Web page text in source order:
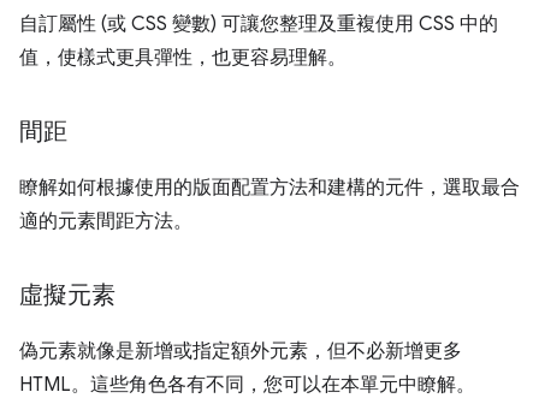
自訂屬性 (或 CSS 變數) 可讓您整理及重複使用 CSS 中的
值，使樣式更具彈性，也更容易理解。
間距
瞭解如何根據使用的版面配置方法和建構的元件，選取最合
適的元素間距方法。
虛擬元素
偽元素就像是新增或指定額外元素，但不必新增更多
HTML。這些角色各有不同，您可以在本單元中瞭解。